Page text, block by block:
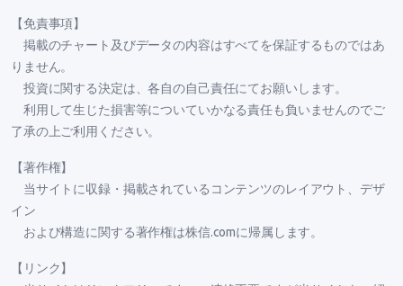
【免責事項】
掲載のチャート及びデータの内容はすべてを保証するものではあ
りません。
投資に関する決定は、各自の自己責任にてお願いします。
利用して生じた損害等についていかなる責任も負いませんのでご
了承の上ご利用ください。
【著作権】
当サイトに収録・掲載されているコンテンツのレイアウト、デザ
イン
および構造に関する著作権は株信.comに帰属します。
【リンク】